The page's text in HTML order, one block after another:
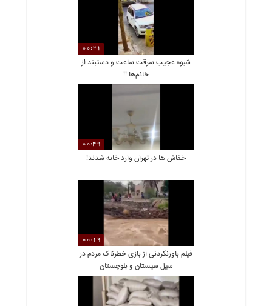
00:21
شیوه عجیب سرقت ساعت و دستبند از
خانم‌ها !!
00:49
خفاش ها در تهران وارد خانه شدند!
00:19
فیلم باورنکردنی از بازی خطرناک مردم در
سیل سیستان و بلوچستان